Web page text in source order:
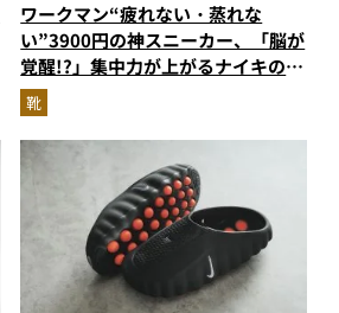
ワークマン“疲れない・蒸れな
い”3900円の神スニーカー、「脳が
覚醒!?」集中力が上がるナイキの新
感覚シューズ…ほか【悩み解消シュ
ーズの人気記事ランキングベスト
3】（2026年3月版）
靴